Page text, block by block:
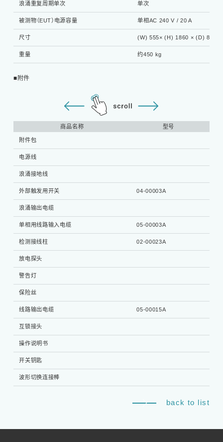
浪涌重复周期单次 单次
被测物（EUT）电源容量 单相AC 240 V / 20 A
尺寸 (W) 555× (H) 1860 × (D) 840
重量 约450 kg
■附件
商品名称 型号
附件包
电源线
浪涌接地线
外部触发用开关 04-00003A
浪涌输出电缆
单相用线路输入电缆 05-00003A
检测接线柱 02-00023A
放电探头
警告灯
保险丝
线路输出电缆 05-00015A
互锁接头
操作说明书
开关钥匙
波形切换连接棒
back to list